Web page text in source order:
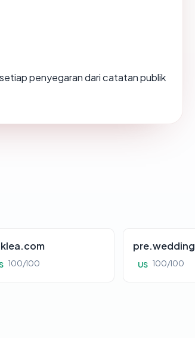
penyegaran dari catatan publik
100/100
pre.wedding
US 100/100